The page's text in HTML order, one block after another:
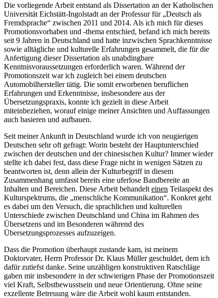
Die vorliegende Arbeit entstand als Dissertation an der Katholischen
Universität Eichstätt-Ingolstadt an der Professur für „Deutsch als
Fremdsprache“ zwischen 2011 und 2014. Als ich mich für dieses
Promotionsvorhaben und -thema entschied, befand ich mich bereits
seit 9 Jahren in Deutschland und hatte inzwischen Sprachkenntnisse
sowie alltägliche und kulturelle Erfahrungen gesammelt, die für die
Anfertigung dieser Dissertation als unabdingbare
Kenntnisvoraussetzungen erforderlich waren. Während der
Promotionszeit war ich zugleich bei einem deutschen
Automobilhersteller tätig. Die somit erworbenen beruflichen
Erfahrungen und Erkenntnisse, insbesondere aus der
Übersetzungspraxis, konnte ich gezielt in diese Arbeit
miteinbeziehen, worauf einige meiner Ansichten und Auffassungen
auch basieren und aufbauen.
Seit meiner Ankunft in Deutschland wurde ich von neugierigen
Deutschen sehr oft gefragt: Worin besteht der Hauptunterschied
zwischen der deutschen und der chinesischen Kultur? Immer wieder
stellte ich dabei fest, dass diese Frage nicht in wenigen Sätzen zu
beantworten ist, denn allein der Kulturbegriff in diesem
Zusammenhang umfasst bereits eine uferlose Bandbereite an
Inhalten und Bereichen. Diese Arbeit behandelt einen Teilaspekt des
Kulturspektrums, die „menschliche Kommunikation“. Konkret geht
es dabei um den Versuch, die sprachlichen und kulturellen
Unterschiede zwischen Deutschland und China im Rahmen des
Übersetzens und im Besonderen während des
Übersetzungsprozesses aufzuzeigen.
Dass die Promotion überhaupt zustande kam, ist meinem
Doktorvater, Herrn Professor Dr. Klaus Müller geschuldet, dem ich
dafür zutiefst danke. Seine unzähligen konstruktiven Ratschläge
gaben mir insbesondere in der schwierigen Phase der Promotionszeit
viel Kraft, Selbstbewusstsein und neue Orientierung. Ohne seine
exzellente Betreuung wäre die Arbeit wohl kaum entstanden.